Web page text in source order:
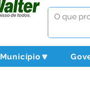
Município🔽